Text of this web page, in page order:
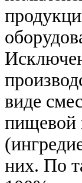
виде
пищевой
них. По